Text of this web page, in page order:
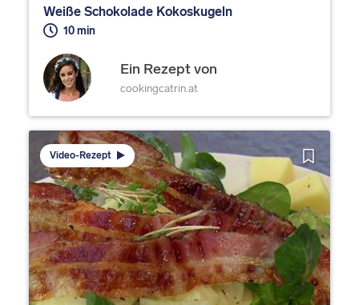
Weiße Schokolade Kokoskugeln
10 min
Ein Rezept von
cookingcatrin.at
Video-Rezept